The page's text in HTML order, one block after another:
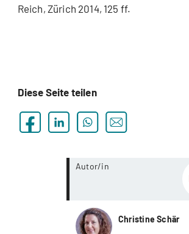
Reich, Zürich 2014, 125 ff.
Diese Seite teilen
Autor/in
Christine Schär